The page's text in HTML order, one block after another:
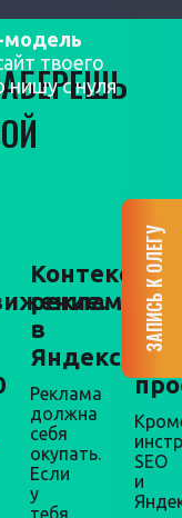
реклама
в
Реклама
должна
себя
окупать.
Если
у
тебя
+
SEO
и
модель
твоего
нишу с нуля
ЗАПИСЬ К ОЛЕГУ